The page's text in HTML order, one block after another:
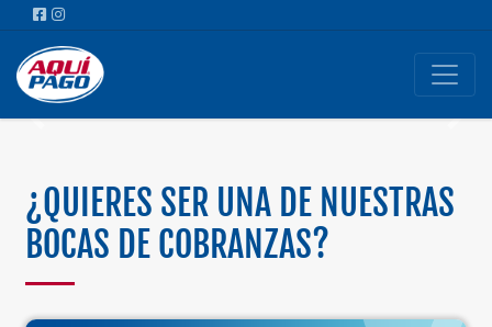
¿QUIERES SER UNA DE NUESTRAS
BOCAS DE COBRANZAS?